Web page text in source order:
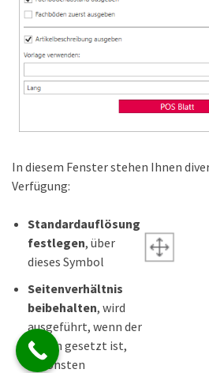
In diesem Fenster stehen Ihnen
Verfügung:
Standardauflösung
festlegen, über
dieses Symbol
Seitenverhältnis
beibehalten, wird
ausgeführt, wenn der
Haken gesetzt ist,
ansonsten